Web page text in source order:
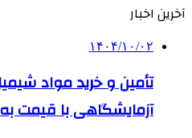
آخرین اخبار
۱۴۰۴/۱۰/۰۲
تأمین و خرید مواد
آزمایشگاهی با قیمت